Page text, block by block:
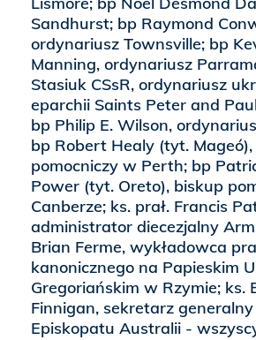
Sandhurst; bp Raymond
ordynariusz Townsville; bp
Manning, ordynariusz
Stasiuk CSsR, ordynariusz
eparchii Saints Peter and
bp Philip E. Wilson,
bp Robert Healy (tyt.
pomocniczy w Perth; bp
Power (tyt. Oreto), biskup
Canberze; ks. prał. Francis
administrator diecezjalny
Brian Ferme, wykładowca
kanonicznego na Papieskim
Gregoriańskim w Rzymie; ks.
Finnigan, sekretarz
Episkopatu Australii -